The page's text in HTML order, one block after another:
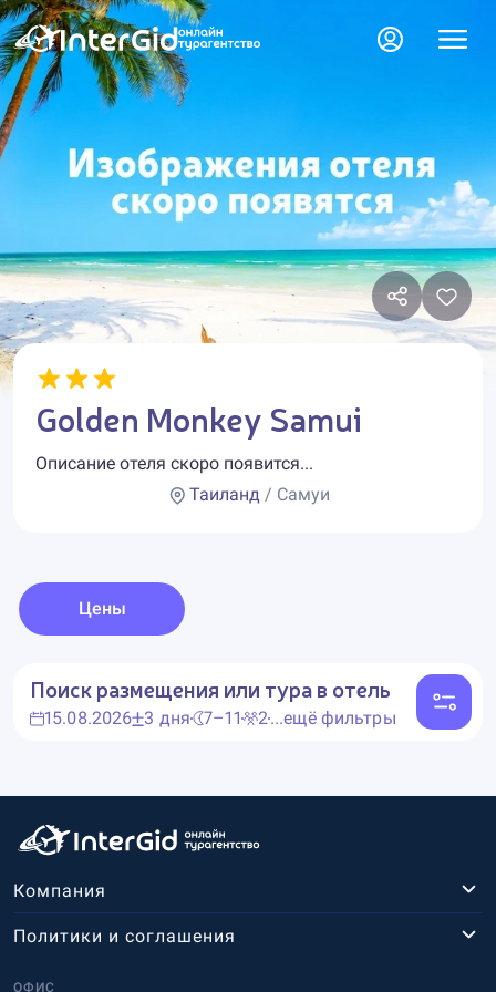
Golden Monkey Samui
Описание отеля скоро появится...
Таиланд / Самуи
Цены
Поиск размещения или тура в отель
15.08.2026 3 дня 7–11 2...ещё фильтры
Компания
ОФИС
Политики и соглашения